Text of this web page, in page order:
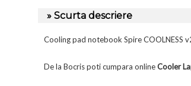
» Scurta descriere
Cooling pad notebook Spire COOLNESS
De la Bocris poti cumpara onlineCooler